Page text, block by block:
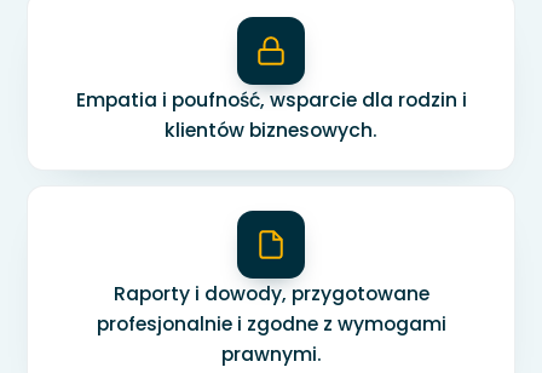
Empatia i poufność, wsparcie dla rodzin i
klientów biznesowych.
Raporty i dowody, przygotowane
profesjonalnie i zgodne z wymogami
prawnymi.